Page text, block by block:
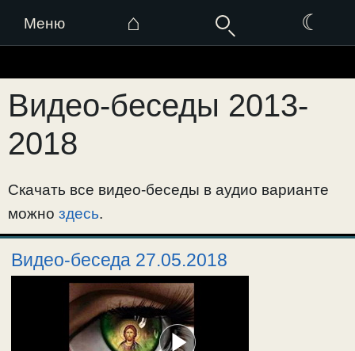
Меню ⌂ ☾
к
содержимому
Видео-беседы 2013-
2018
Скачать все видео-беседы в аудио варианте
можно здесь.
Видео-беседа 27.05.2018